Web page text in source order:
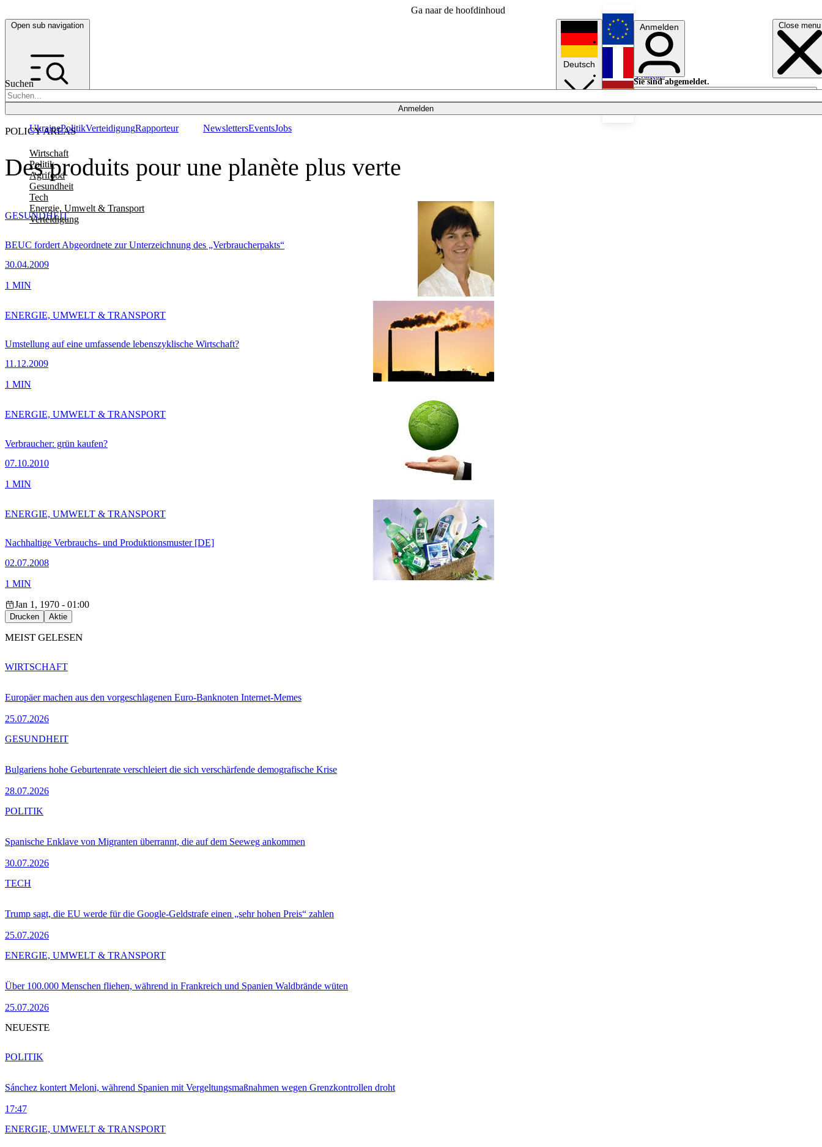
Ga naar de hoofdinhoud
Open sub navigation Close menu
Suchen
Anmelden
POLICY AREAS
Wirtschaft
Politik
Agrifood
Gesundheit
Tech
Energie, Umwelt & Transport
Verteidigung
UkrainePolitikVerteidigungRapporteur NewslettersEventsJobs
Deutsch
English
Français
Anmelden
Sie sind abgemeldet.
Anmelden
Licht aus
Des produits pour une planète plus verte
BEUC fordert Abgeordnete zur Unterzeichnung des „Verbraucherpakts“
30.04.2009
GESUNDHEIT
1 MIN
Umstellung auf eine umfassende lebenszyklische Wirtschaft?
11.12.2009
ENERGIE, UMWELT & TRANSPORT
1 MIN
Verbraucher: grün kaufen?
07.10.2010
ENERGIE, UMWELT & TRANSPORT
1 MIN
Nachhaltige Verbrauchs- und Produktionsmuster [DE]
02.07.2008
ENERGIE, UMWELT & TRANSPORT
1 MIN
Jan 1, 1970 - 01:00
Drucken Aktie
MEIST GELESEN
Europäer machen aus den vorgeschlagenen Euro-Banknoten Internet-Memes
25.07.2026
WIRTSCHAFT
Bulgariens hohe Geburtenrate verschleiert die sich verschärfende demografische Krise
28.07.2026
GESUNDHEIT
Spanische Enklave von Migranten überrannt, die auf dem Seeweg ankommen
30.07.2026
POLITIK
Trump sagt, die EU werde für die Google-Geldstrafe einen „sehr hohen Preis“ zahlen
25.07.2026
TECH
Über 100.000 Menschen fliehen, während in Frankreich und Spanien Waldbrände wüten
25.07.2026
ENERGIE, UMWELT & TRANSPORT
NEUESTE
Sánchez kontert Meloni, während Spanien mit Vergeltungsmaßnahmen wegen Grenzkontrollen droht
17:47
POLITIK
ENERGIE, UMWELT & TRANSPORT